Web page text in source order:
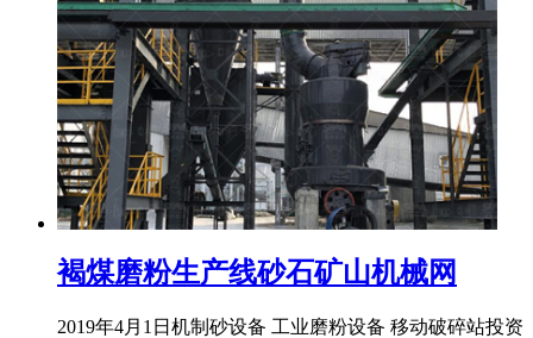
褐煤磨粉生产线砂石矿山机械网
2019年4月1日机制砂设备 工业磨粉设备 移动破碎站投资